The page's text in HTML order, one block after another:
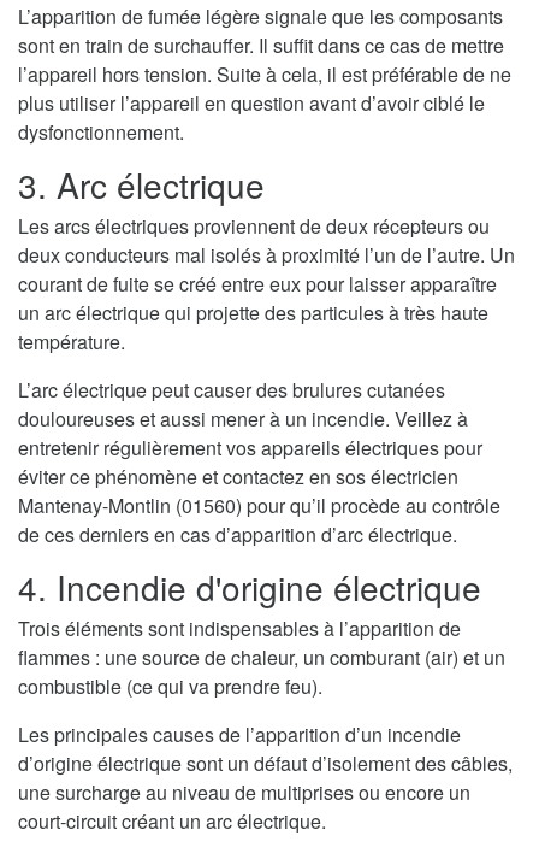
L’apparition de fumée légère signale que les composants
sont en train de surchauffer. Il suffit dans ce cas de mettre
l’appareil hors tension. Suite à cela, il est préférable de ne
plus utiliser l’appareil en question avant d’avoir ciblé le
dysfonctionnement.
3. Arc électrique
Les arcs électriques proviennent de deux récepteurs ou
deux conducteurs mal isolés à proximité l’un de l’autre. Un
courant de fuite se créé entre eux pour laisser apparaître
un arc électrique qui projette des particules à très haute
température.
L’arc électrique peut causer des brulures cutanées
douloureuses et aussi mener à un incendie. Veillez à
entretenir régulièrement vos appareils électriques pour
éviter ce phénomène et contactez en sos électricien
Mantenay-Montlin (01560) pour qu’il procède au contrôle
de ces derniers en cas d’apparition d’arc électrique.
4. Incendie d'origine électrique
Trois éléments sont indispensables à l’apparition de
flammes : une source de chaleur, un comburant (air) et un
combustible (ce qui va prendre feu).
Les principales causes de l’apparition d’un incendie
d’origine électrique sont un défaut d’isolement des câbles,
une surcharge au niveau de multiprises ou encore un
court-circuit créant un arc électrique.